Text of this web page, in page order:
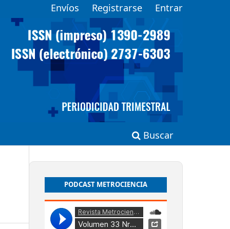
Buscar
Envíos Registrarse Entrar
PODCAST METROCIENCIA